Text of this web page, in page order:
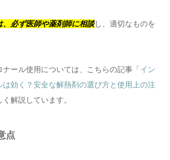
必ず医師や薬剤師に相談し、適切なものを
ール使用については、こちらの記事「 イン
効く？安全な解熱剤の選び方と使用上の注
く解説しています。
点